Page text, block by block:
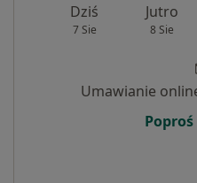
Dziś
7 Sie
Jutro
8 Sie
Umawianie